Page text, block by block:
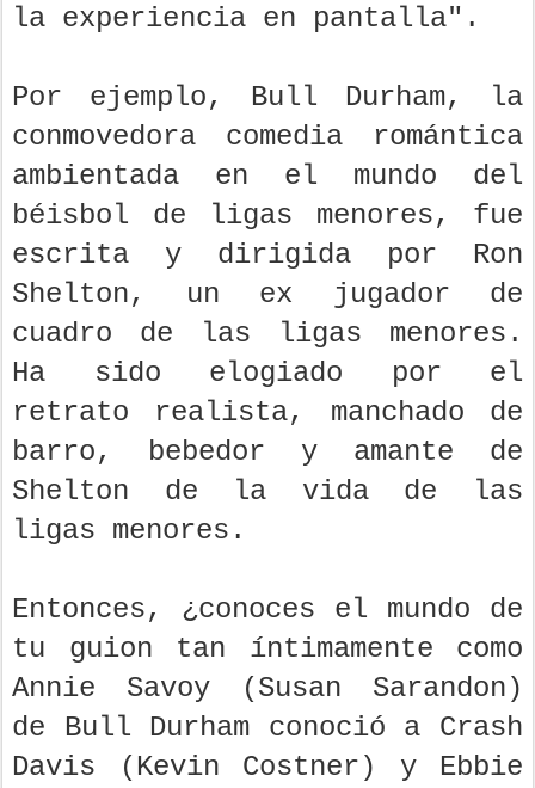
la experiencia en pantalla".
Por ejemplo, Bull Durham, la
conmovedora comedia romántica
ambientada en el mundo del
béisbol de ligas menores, fue
escrita y dirigida por Ron
Shelton, un ex jugador de
cuadro de las ligas menores.
Ha sido elogiado por el
retrato realista, manchado de
barro, bebedor y amante de
Shelton de la vida de las
ligas menores.
Entonces, ¿conoces el mundo de
tu guion tan íntimamente como
Annie Savoy (Susan Sarandon)
de Bull Durham conoció a Crash
Davis (Kevin Costner) y Ebbie